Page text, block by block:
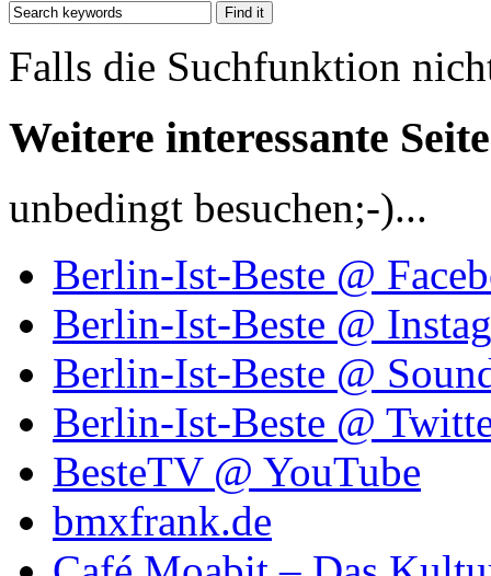
Falls die Suchfunktion
Weitere interessante
unbedingt besuchen;-)...
Berlin-Ist-Beste @
Berlin-Ist-Beste @
Berlin-Ist-Beste @
Berlin-Ist-Beste @
BesteTV @ YouTube
bmxfrank.de